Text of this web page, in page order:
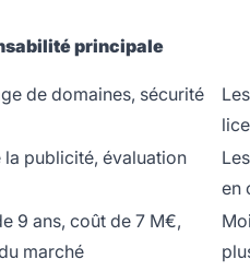
principale
de domaines, sécurité
publicité, évaluation
en
9 ans, coût de 7 M€,
marché